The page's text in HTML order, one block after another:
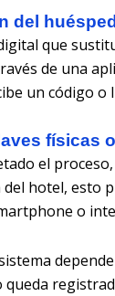
del
que
de una
un código o
físicas
el
hotel, esto
o
queda